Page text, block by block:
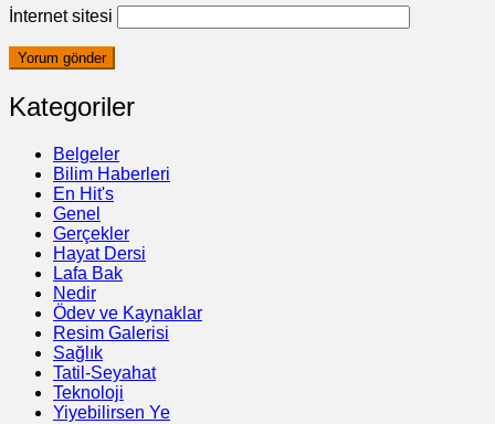
İnternet sitesi
Kategoriler
Belgeler
Bilim Haberleri
En Hit's
Genel
Gerçekler
Hayat Dersi
Lafa Bak
Nedir
Ödev ve Kaynaklar
Resim Galerisi
Sağlık
Tatil-Seyahat
Teknoloji
Yiyebilirsen Ye